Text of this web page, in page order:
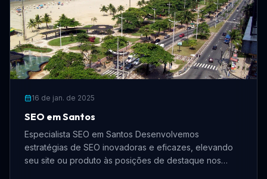
16 de jan. de 2025
SEO em Santos
Especialista SEO em Santos Desenvolvemos
estratégias de SEO inovadoras e eficazes, elevando
seu site ou produto às posições de destaque nos